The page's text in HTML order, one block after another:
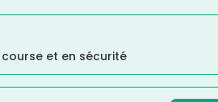
et en sécurité